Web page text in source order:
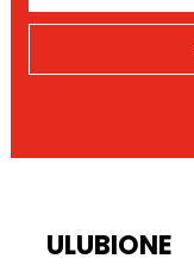
ULUBIONE